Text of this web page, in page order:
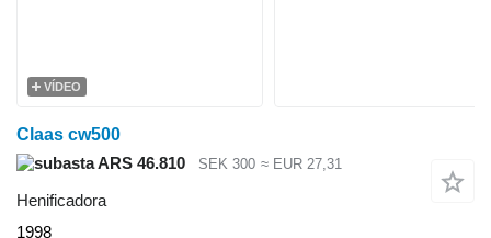
VÍDEO
Claas cw500
ARS 46.810
SEK 300 ≈ EUR 27,31
Henificadora
1998